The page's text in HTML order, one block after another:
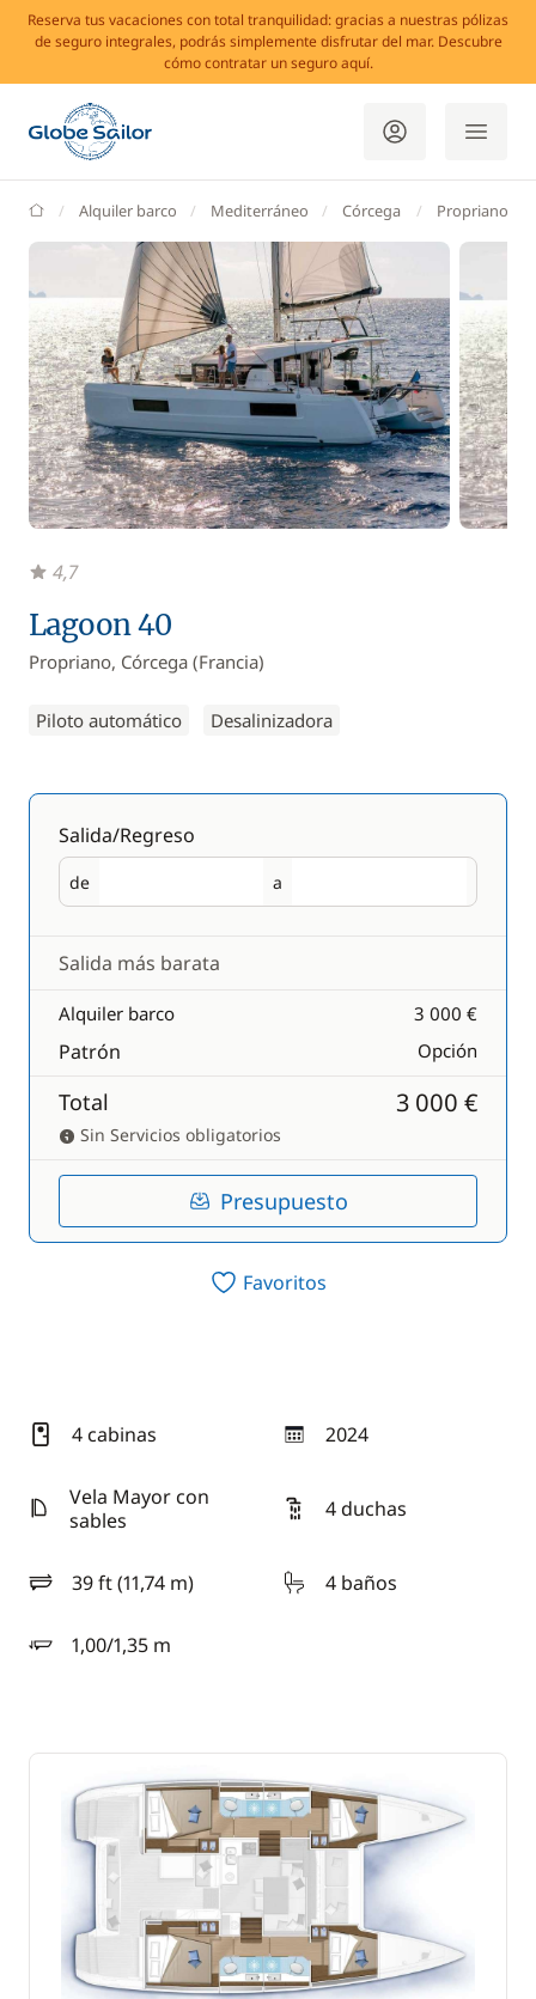
Reserva tus vacaciones con total tranquilidad: gracias a nuestras pólizas
de seguro integrales, podrás simplemente disfrutar del mar. Descubre
cómo contratar un seguro aquí.
GlobeSailor
Alquiler barco Mediterráneo Córcega Propriano
Lagoon 40
Propriano, Córcega (Francia)
Piloto automático Desalinizadora
4,7
Salida/Regreso
de
Salida a
Regreso
Salida más barata
Alquiler barco 3 000 €
Patrón Opción
Total 3 000 €
Sin Servicios obligatorios
Presupuesto
Favoritos
4 cabinas 2024
año
Vela Mayor con
sables
4 duchas
39 ft (11,74 m)
eslora 4 baños
1,00/1,35 m
calado